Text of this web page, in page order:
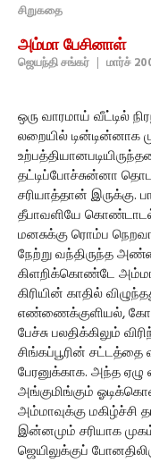
சிறுகதை
அம்மா பேசினாள்
ஜெயந்தி சங்கர் | மார்ச்
ஒரு வாரமாய் வீட்டில்
லறையில் டின்டின்னாக
தட்டிப்போச்சுன்னா
சரியாத்தான் இருக்கு.
தீபாவளியே
மனசுக்கு ரொம்ப
நேற்று வந்திருந்த
கிளறிக்கொண்டே
கிரியின் காதில்
எண்ணைக்குளியல்,
பேச்சு பலதிக்கிலும்
சிங்கப்பூரின் சட்டத்தை
பேரனுக்காக. அந்த
அங்குமிங்கும்
அம்மாவுக்கு
இன்னமும் சரியாக
ஜெயிலுக்குப்